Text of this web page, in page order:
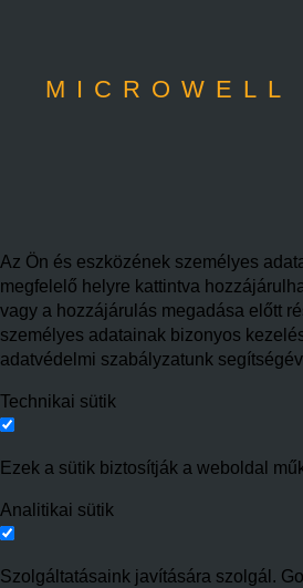
Az Ön és eszközének személyes
megfelelő helyre kattintva
vagy a hozzájárulás megadása előtt
személyes adatainak bizonyos
adatvédelmi szabályzatunk
Technikai sütik
Ezek a sütik biztosítják a weboldal
Analitikai sütik
Szolgáltatásaink javítására szolgál.